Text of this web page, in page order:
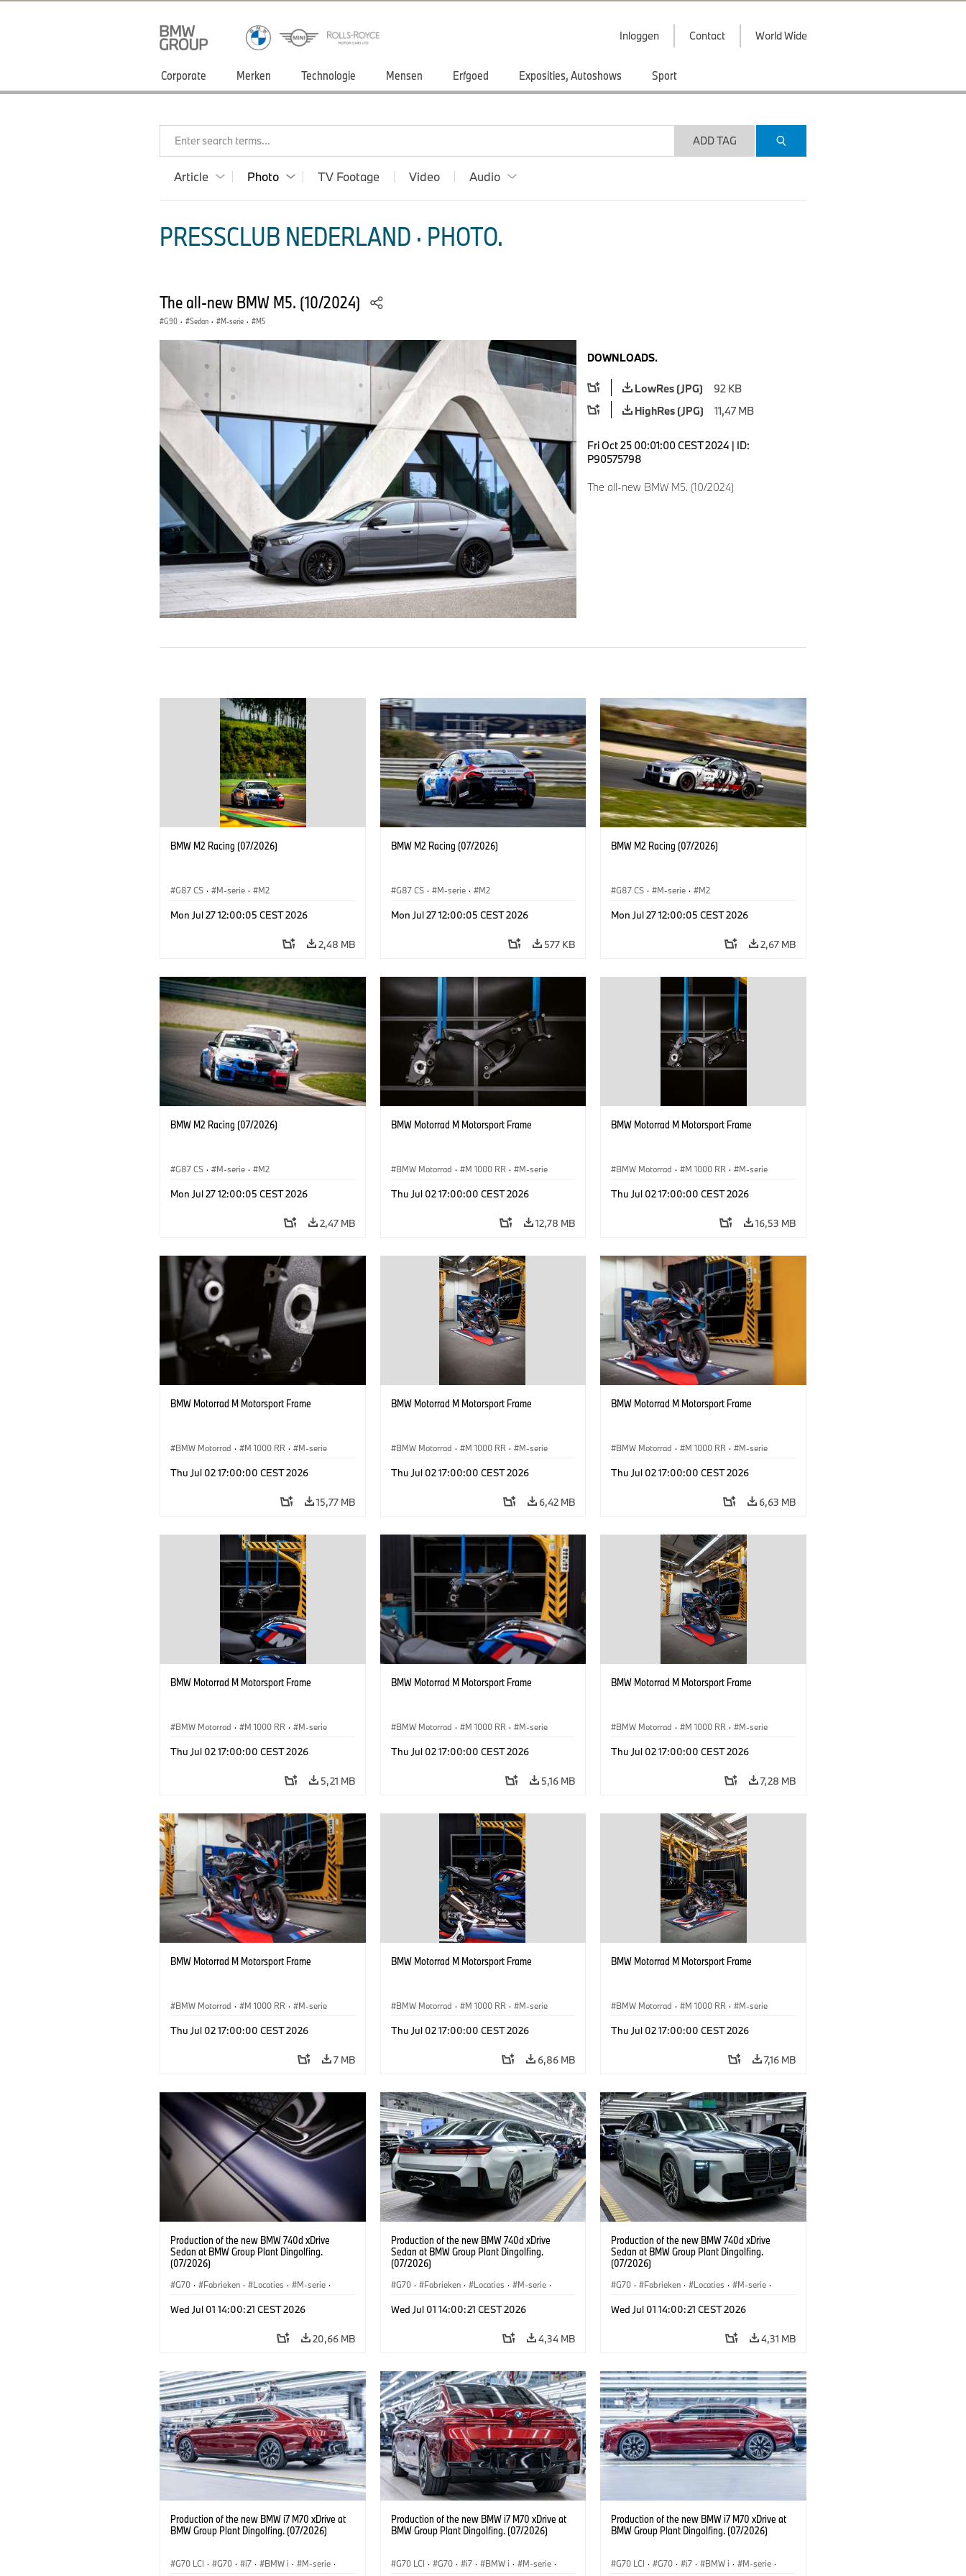
Inloggen Contact World Wide
Corporate Merken Technologie Mensen Erfgoed Exposities, Autoshows Sport
Enter search terms... ADD TAG
Article Photo TV Footage Video Audio
PRESSCLUB NEDERLAND · PHOTO.
The all-new BMW M5. (10/2024)
G90 · Sedan · M-serie · M5
DOWNLOADS.
LowRes (JPG)
92 KB
HighRes (JPG)
11,47 MB
Fri Oct 25 00:01:00 CEST 2024 | ID:
P90575798
The all-new BMW M5. (10/2024)
BMW M2 Racing (07/2026)
G87 CS · M-serie · M2
Mon Jul 27 12:00:05 CEST 2026
2,48 MB
BMW M2 Racing (07/2026)
G87 CS · M-serie · M2
Mon Jul 27 12:00:05 CEST 2026
577 KB
BMW M2 Racing (07/2026)
G87 CS · M-serie · M2
Mon Jul 27 12:00:05 CEST 2026
2,67 MB
BMW M2 Racing (07/2026)
G87 CS · M-serie · M2
Mon Jul 27 12:00:05 CEST 2026
2,47 MB
BMW Motorrad M Motorsport Frame
BMW Motorrad · M 1000 RR · M-serie
Thu Jul 02 17:00:00 CEST 2026
12,78 MB
BMW Motorrad M Motorsport Frame
BMW Motorrad · M 1000 RR · M-serie
Thu Jul 02 17:00:00 CEST 2026
16,53 MB
BMW Motorrad M Motorsport Frame
BMW Motorrad · M 1000 RR · M-serie
Thu Jul 02 17:00:00 CEST 2026
15,77 MB
BMW Motorrad M Motorsport Frame
BMW Motorrad · M 1000 RR · M-serie
Thu Jul 02 17:00:00 CEST 2026
6,42 MB
BMW Motorrad M Motorsport Frame
BMW Motorrad · M 1000 RR · M-serie
Thu Jul 02 17:00:00 CEST 2026
6,63 MB
BMW Motorrad M Motorsport Frame
BMW Motorrad · M 1000 RR · M-serie
Thu Jul 02 17:00:00 CEST 2026
5,21 MB
BMW Motorrad M Motorsport Frame
BMW Motorrad · M 1000 RR · M-serie
Thu Jul 02 17:00:00 CEST 2026
5,16 MB
BMW Motorrad M Motorsport Frame
BMW Motorrad · M 1000 RR · M-serie
Thu Jul 02 17:00:00 CEST 2026
7,28 MB
BMW Motorrad M Motorsport Frame
BMW Motorrad · M 1000 RR · M-serie
Thu Jul 02 17:00:00 CEST 2026
7 MB
BMW Motorrad M Motorsport Frame
BMW Motorrad · M 1000 RR · M-serie
Thu Jul 02 17:00:00 CEST 2026
6,86 MB
BMW Motorrad M Motorsport Frame
BMW Motorrad · M 1000 RR · M-serie
Thu Jul 02 17:00:00 CEST 2026
7,16 MB
Production of the new BMW 740d xDrive
Sedan at BMW Group Plant Dingolfing.
(07/2026)
G70 · Fabrieken · Locaties · M-serie ·
Wed Jul 01 14:00:21 CEST 2026
20,66 MB
Production of the new BMW 740d xDrive
Sedan at BMW Group Plant Dingolfing.
(07/2026)
G70 · Fabrieken · Locaties · M-serie ·
Wed Jul 01 14:00:21 CEST 2026
4,34 MB
Production of the new BMW 740d xDrive
Sedan at BMW Group Plant Dingolfing.
(07/2026)
G70 · Fabrieken · Locaties · M-serie ·
Wed Jul 01 14:00:21 CEST 2026
4,31 MB
Production of the new BMW i7 M70 xDrive at
BMW Group Plant Dingolfing. (07/2026)
G70 LCI · G70 · i7 · BMW i · M-serie ·
Production of the new BMW i7 M70 xDrive at
BMW Group Plant Dingolfing. (07/2026)
G70 LCI · G70 · i7 · BMW i · M-serie ·
Production of the new BMW i7 M70 xDrive at
BMW Group Plant Dingolfing. (07/2026)
G70 LCI · G70 · i7 · BMW i · M-serie ·